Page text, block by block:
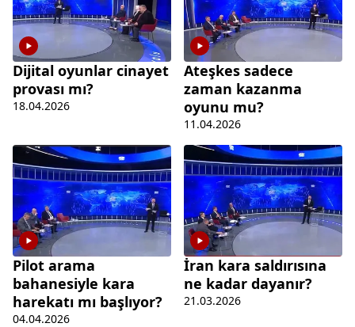
Dijital oyunlar cinayet
provası mı?
18.04.2026
Ateşkes sadece
zaman kazanma
oyunu mu?
11.04.2026
Pilot arama
bahanesiyle kara
harekatı mı başlıyor?
04.04.2026
İran kara saldırısına
ne kadar dayanır?
21.03.2026